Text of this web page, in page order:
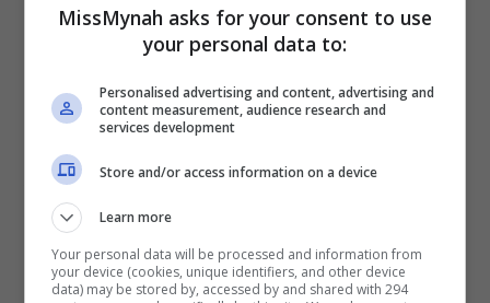
Filem ini telah meraih sambutan luar biasa
Tambah Joko lagi, padanya kejayaan filem itu bukan
hanya terletak pada kutipan pecah panggung
sahaja, bahkan keinginan penonton untuk tahu apa
yang bakal berlaku dan menggemari watak-watak
yang ditampilkan.
MissMynah asks for your consent to use
your personal data to:
Personalised advertising and content, advertising and
content measurement, audience research and
services development
Store and/or access information on a device
Learn more
Your personal data will be processed and information from
your device (cookies, unique identifiers, and other device
data) may be stored by, accessed by and shared with 294